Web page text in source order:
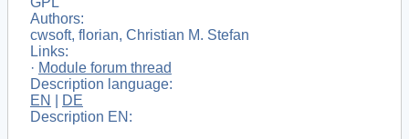
Authors:
cwsoft, florian, Christian M. Stefan
Links:
· Module forum thread
Description language:
EN
DE
Description EN: